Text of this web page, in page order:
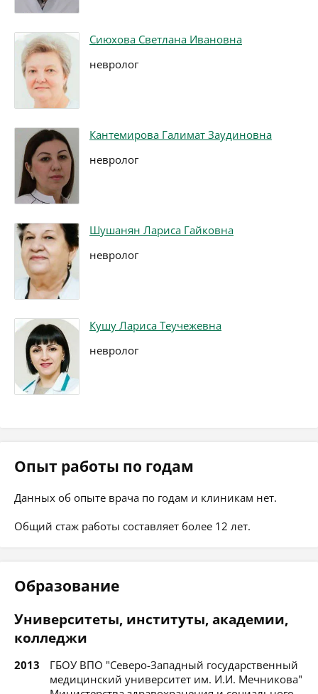
Сиюхова Светлана Ивановна
невролог
Кантемирова Галимат Заудиновна
невролог
Шушанян Лариса Гайковна
невролог
Кушу Лариса Теучежевна
невролог
Опыт работы по годам
Данных об опыте врача по годам и клиникам нет.
Общий стаж работы составляет более 12 лет.
Образование
Университеты, институты, академии,
колледжи
2013
ГБОУ ВПО "Северо-Западный государственный
медицинский университет им. И.И. Мечникова"